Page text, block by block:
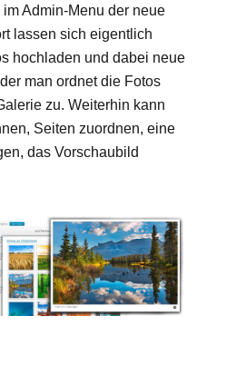
Admin-Menu der neue
lassen sich eigentlich
hochladen und dabei neue
man ordnet die Fotos
zu. Weiterhin kann
Seiten zuordnen, eine
das Vorschaubild